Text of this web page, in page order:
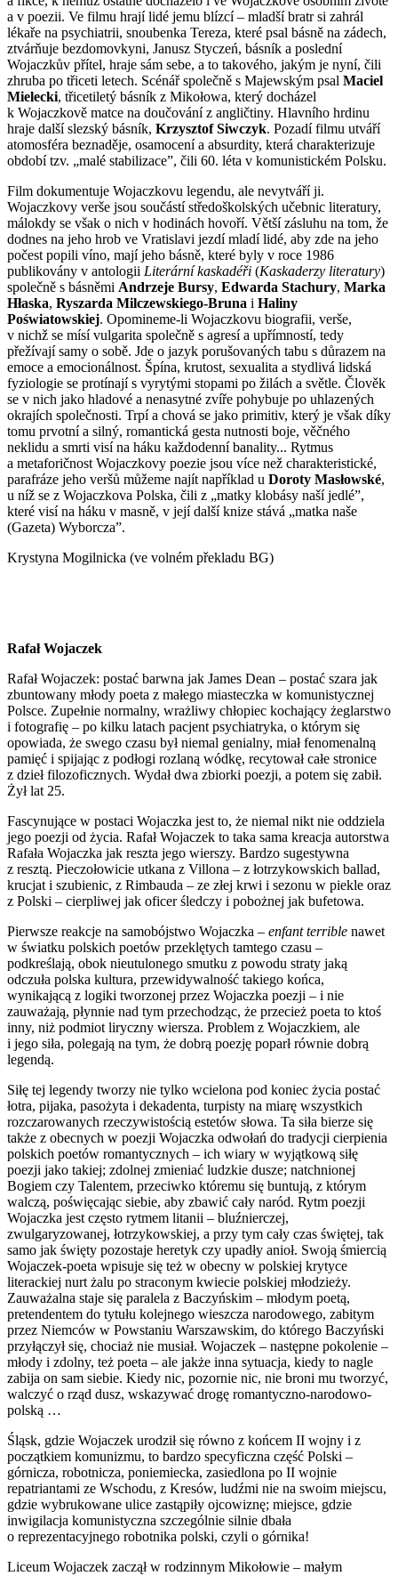
a v poezii. Ve filmu hrají lidé jemu blízcí – mladší bratr si zahrál
lékaře na psychiatrii, snoubenka Tereza, které psal básně na zádech,
ztvárňuje bezdomovkyni, Janusz Styczeń, básník a poslední
Wojaczkův přítel, hraje sám sebe, a to takového, jakým je nyní, čili
zhruba po třiceti letech. Scénář společně s Majewským psal Maciel
Mielecki, třicetiletý básník z Mikołowa, který docházel
k Wojaczkově matce na doučování z angličtiny. Hlavního hrdinu
hraje další slezský básník, Krzysztof Siwczyk. Pozadí filmu utváří
atomosféra beznaděje, osamocení a absurdity, která charakterizuje
období tzv. „malé stabilizace”, čili 60. léta v komunistickém Polsku.
Film dokumentuje Wojaczkovu legendu, ale nevytváří ji.
Wojaczkovy verše jsou součástí středoškolských učebnic literatury,
málokdy se však o nich v hodinách hovoří. Větší zásluhu na tom, že
dodnes na jeho hrob ve Vratislavi jezdí mladí lidé, aby zde na jeho
počest popili víno, mají jeho básně, které byly v roce 1986
publikovány v antologii Literární kaskadéři (Kaskaderzy literatury)
společně s básněmi Andrzeje Bursy, Edwarda Stachury, Marka
Hłaska, Ryszarda Milczewskiego-Bruna i Haliny
Poświatowskiej. Opomineme-li Wojaczkovu biografii, verše,
v nichž se mísí vulgarita společně s agresí a upřímností, tedy
přežívají samy o sobě. Jde o jazyk porušovaných tabu s důrazem na
emoce a emocionálnost. Špína, krutost, sexualita a stydlivá lidská
fyziologie se protínají s vyrytými stopami po žilách a světle. Člověk
se v nich jako hladové a nenasytné zvíře pohybuje po uhlazených
okrajích společnosti. Trpí a chová se jako primitiv, který je však díky
tomu prvotní a silný, romantická gesta nutnosti boje, věčného
neklidu a smrti visí na háku každodenní banality... Rytmus
a metaforičnost Wojaczkovy poezie jsou více než charakteristické,
parafráze jeho veršů můžeme najít například u Doroty Masłowské,
u níž se z Wojaczkova Polska, čili z „matky klobásy naší jedlé”,
které visí na háku v masně, v její další knize stává „matka naše
(Gazeta) Wyborcza”.
Krystyna Mogilnicka (ve volném překladu BG)
Rafał Wojaczek
Rafał Wojaczek: postać barwna jak James Dean – postać szara jak
zbuntowany młody poeta z małego miasteczka w komunistycznej
Polsce. Zupełnie normalny, wrażliwy chłopiec kochający żeglarstwo
i fotografię – po kilku latach pacjent psychiatryka, o którym się
opowiada, że swego czasu był niemal genialny, miał fenomenalną
pamięć i spijając z podłogi rozlaną wódkę, recytował całe stronice
z dzieł filozoficznych. Wydał dwa zbiorki poezji, a potem się zabił.
Żył lat 25.
Fascynujące w postaci Wojaczka jest to, że niemal nikt nie oddziela
jego poezji od życia. Rafał Wojaczek to taka sama kreacja autorstwa
Rafała Wojaczka jak reszta jego wierszy. Bardzo sugestywna
z resztą. Pieczołowicie utkana z Villona – z łotrzykowskich ballad,
krucjat i szubienic, z Rimbauda – ze złej krwi i sezonu w piekle oraz
z Polski – cierpliwej jak oficer śledczy i pobożnej jak bufetowa.
Pierwsze reakcje na samobójstwo Wojaczka – enfant terrible nawet
w światku polskich poetów przeklętych tamtego czasu –
podkreślają, obok nieutulonego smutku z powodu straty jaką
odczuła polska kultura, przewidywalność takiego końca,
wynikającą z logiki tworzonej przez Wojaczka poezji – i nie
zauważają, płynnie nad tym przechodząc, że przecież poeta to ktoś
inny, niż podmiot liryczny wiersza. Problem z Wojaczkiem, ale
i jego siła, polegają na tym, że dobrą poezję poparł równie dobrą
legendą.
Siłę tej legendy tworzy nie tylko wcielona pod koniec życia postać
łotra, pijaka, pasożyta i dekadenta, turpisty na miarę wszystkich
rozczarowanych rzeczywistością estetów słowa. Ta siła bierze się
także z obecnych w poezji Wojaczka odwołań do tradycji cierpienia
polskich poetów romantycznych – ich wiary w wyjątkową siłę
poezji jako takiej; zdolnej zmieniać ludzkie dusze; natchnionej
Bogiem czy Talentem, przeciwko któremu się buntują, z którym
walczą, poświęcając siebie, aby zbawić cały naród. Rytm poezji
Wojaczka jest często rytmem litanii – bluźnierczej,
zwulgaryzowanej, łotrzykowskiej, a przy tym cały czas świętej, tak
samo jak święty pozostaje heretyk czy upadły anioł. Swoją śmiercią
Wojaczek-poeta wpisuje się też w obecny w polskiej krytyce
literackiej nurt żalu po straconym kwiecie polskiej młodzieży.
Zauważalna staje się paralela z Baczyńskim – młodym poetą,
pretendentem do tytułu kolejnego wieszcza narodowego, zabitym
przez Niemców w Powstaniu Warszawskim, do którego Baczyński
przyłączył się, chociaż nie musiał. Wojaczek – następne pokolenie –
młody i zdolny, też poeta – ale jakże inna sytuacja, kiedy to nagle
zabija on sam siebie. Kiedy nic, pozornie nic, nie broni mu tworzyć,
walczyć o rząd dusz, wskazywać drogę romantyczno-narodowo-
polską …
Śląsk, gdzie Wojaczek urodził się równo z końcem II wojny i z
początkiem komunizmu, to bardzo specyficzna część Polski –
górnicza, robotnicza, poniemiecka, zasiedlona po II wojnie
repatriantami ze Wschodu, z Kresów, ludźmi nie na swoim miejscu,
gdzie wybrukowane ulice zastąpiły ojcowiznę; miejsce, gdzie
inwigilacja komunistyczna szczególnie silnie dbała
o reprezentacyjnego robotnika polski, czyli o górnika!
Liceum Wojaczek zaczął w rodzinnym Mikołowie – małym